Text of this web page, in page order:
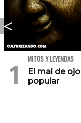
MITOS Y LEYENDAS
El mal de
popular